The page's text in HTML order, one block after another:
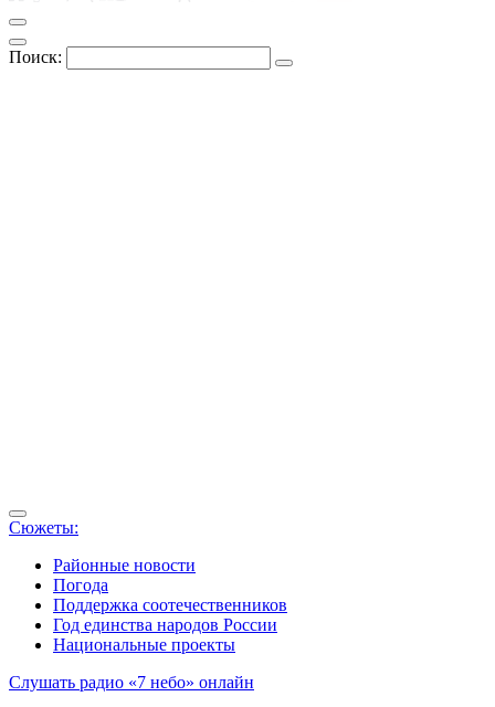
Поиск:
Сюжеты:
Районные новости
Погода
Поддержка соотечественников
Год единства народов России
Национальные проекты
Слушать радио «7 небо» онлайн